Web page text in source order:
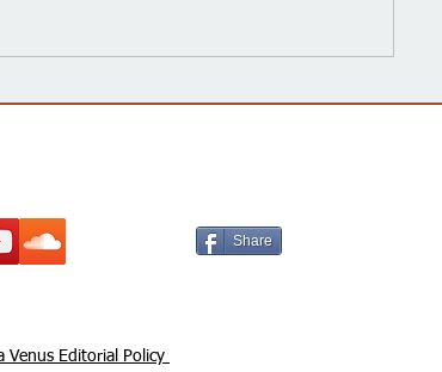
Share
Venus Editorial Policy